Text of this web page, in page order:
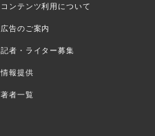
コンテンツ利用について
広告のご案内
記者・ライター募集
情報提供
著者一覧